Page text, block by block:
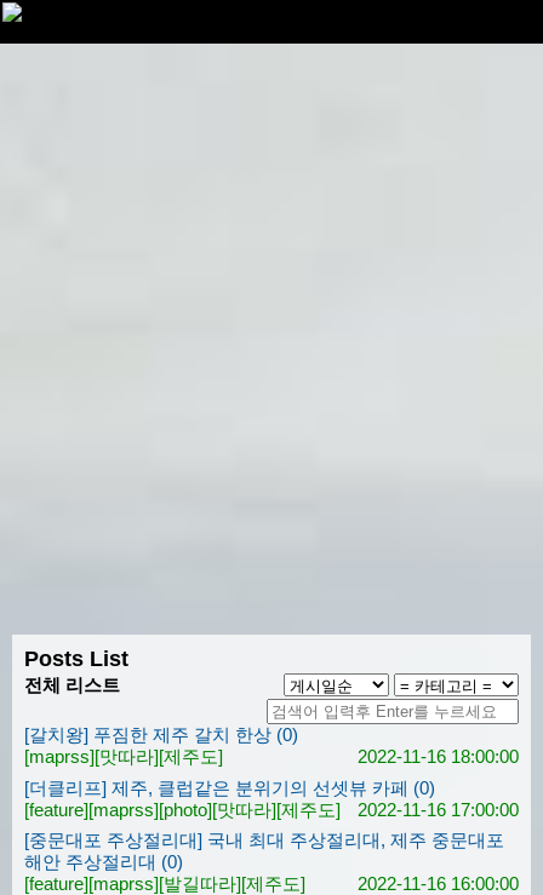
Posts List
전체 리스트
[갈치왕] 푸짐한 제주 갈치 한상 (0)
[maprss][맛따라][제주도]
2022-11-16 18:00:00
[더클리프] 제주, 클럽같은 분위기의 선셋뷰 카페 (0)
[feature][maprss][photo][맛따라][제주도]
2022-11-16 17:00:00
[중문대포 주상절리대] 국내 최대 주상절리대, 제주 중문대포
해안 주상절리대 (0)
[feature][maprss][발길따라][제주도]
2022-11-16 16:00:00